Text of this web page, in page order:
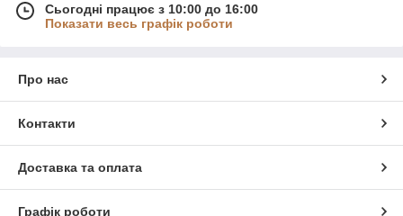
Сьогодні працює з 10:00 до 16:00
Показати весь графік роботи
Про нас
Контакти
Доставка та оплата
Графік роботи